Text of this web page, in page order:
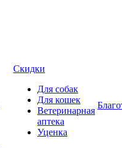
Скидки
Для собак
Для кошек
Ветеринарная
аптека
Уценка